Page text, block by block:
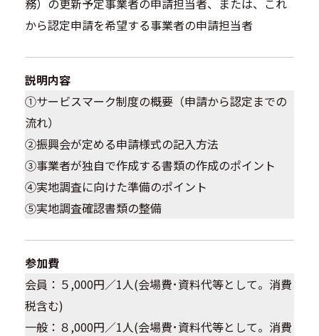
務）の更新予定事業者の申請担当者、または、これ
から認定申請を希望する事業者の申請担当者
説明内容
①サービスマーク制度の概要（申請から認定までの
流れ）
②振興会が定める申請様式の記入方法
③事業者が独自で作成する書類の作成のポイント
④実地調査に向けた準備のポイント
⑤実地調査確認書類の整備
参加費
会員：５,000円／1人(会場費･資料代等として。消費
税含む)
一般：８,000円／1人(会場費･資料代等として。消費